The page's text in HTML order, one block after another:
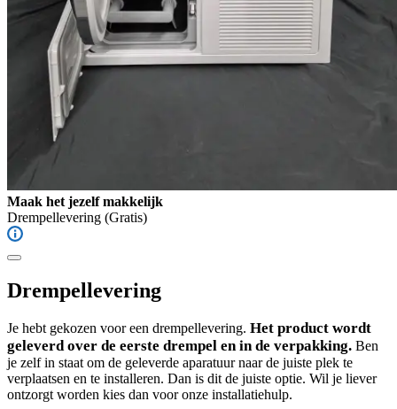
Maak het jezelf makkelijk
Drempellevering (Gratis)
Drempellevering
Je hebt gekozen voor een drempellevering. Het product wordt
geleverd over de eerste drempel en in de verpakking. Ben
je zelf in staat om de geleverde aparatuur naar de juiste plek te
verplaatsen en te installeren. Dan is dit de juiste optie. Wil je liever
ontzorgt worden kies dan voor onze installatiehulp.